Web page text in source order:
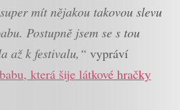
mít nějakou takovou slevu
Postupně jsem se s tou
až k festivalu,“ vypráví
která šije látkové hračky